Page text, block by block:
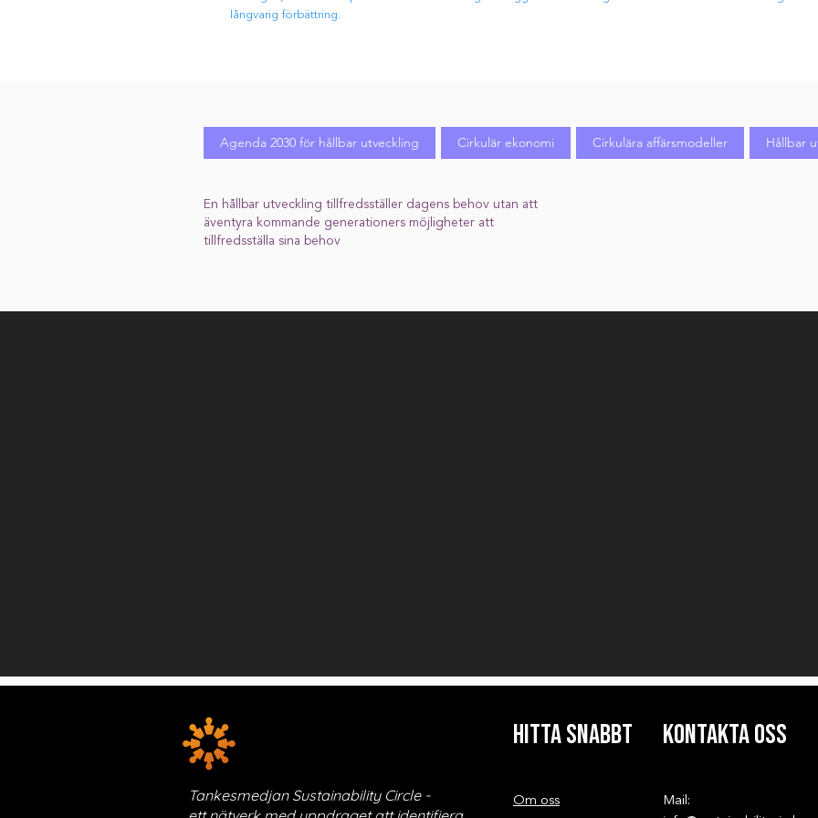
långvarig förbättring.
Agenda 2030 för hållbar utveckling Cirkulär ekonomi Cirkulära affärsmodeller Hållbar
En hållbar utveckling tillfredsställer dagens behov utan att
äventyra kommande generationers möjligheter att
tillfredsställa sina behov
Tankesmedjan Sustainability Circle -
HITTA SNABBT
Om oss
kontakta oss
Mail: